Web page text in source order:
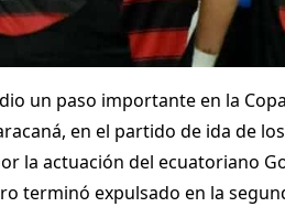
un paso importante en la
en el partido de ida de
la actuación del ecuatoriano
terminó expulsado en la